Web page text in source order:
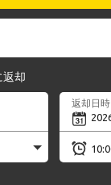
返却
返却日時